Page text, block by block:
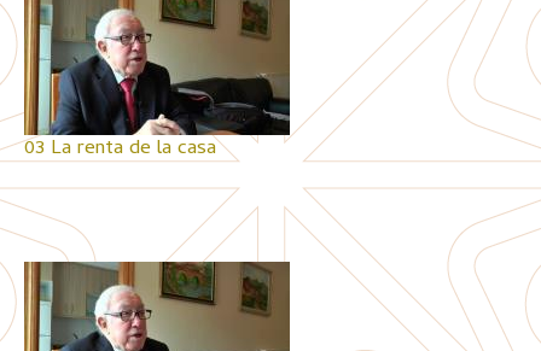
03 La renta de la casa